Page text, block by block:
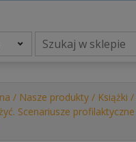
/ Nasze produkty / Książki /
Scenariusze